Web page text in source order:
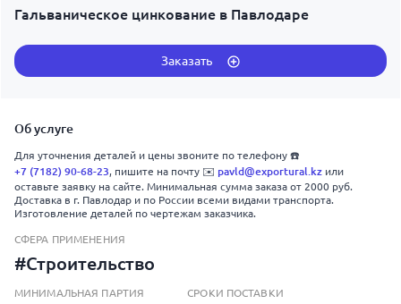
Гальваническое цинкование в Павлодаре
Заказать
Об услуге
Для уточнения деталей и цены звоните по телефону ☎️
+7 (7182) 90-68-23, пишите на почту ✉️ pavld@exportural.kz или
оставьте заявку на сайте. Минимальная сумма заказа от 2000 руб.
Доставка в г. Павлодар и по России всеми видами транспорта.
Изготовление деталей по чертежам заказчика.
СФЕРА ПРИМЕНЕНИЯ
#Строительство
МИНИМАЛЬНАЯ ПАРТИЯ СРОКИ ПОСТАВКИ